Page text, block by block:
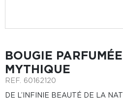
BOUGIE
MYTHIQUE
REF. 60162120
DE L’INFINIE BEAUTÉ DE LA